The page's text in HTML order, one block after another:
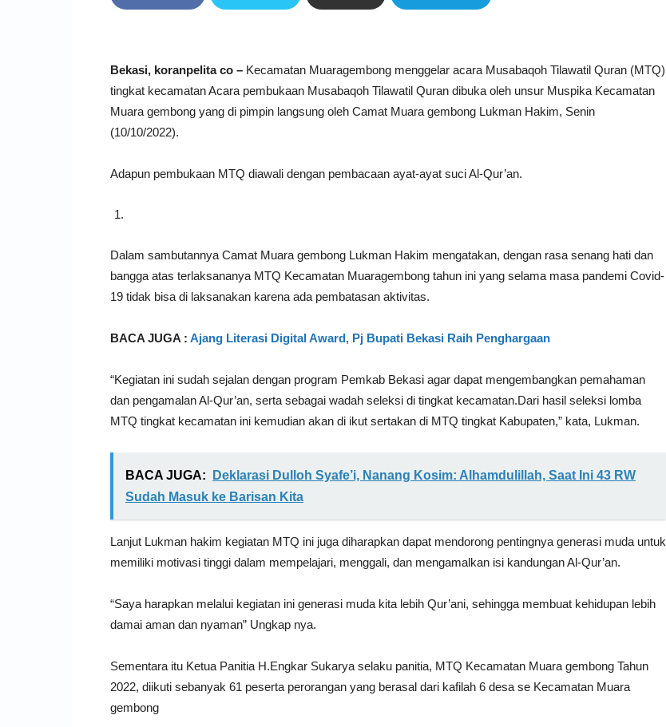
Bekasi, koranpelita co – Kecamatan Muaragembong menggelar acara Musabaqoh Tilawatil Quran (MTQ)
tingkat kecamatan Acara pembukaan Musabaqoh Tilawatil Quran dibuka oleh unsur Muspika Kecamatan
Muara gembong yang di pimpin langsung oleh Camat Muara gembong Lukman Hakim, Senin
(10/10/2022).
Adapun pembukaan MTQ diawali dengan pembacaan ayat-ayat suci Al-Qur’an.
Dalam sambutannya Camat Muara gembong Lukman Hakim mengatakan, dengan rasa senang hati dan
bangga atas terlaksananya MTQ Kecamatan Muaragembong tahun ini yang selama masa pandemi Covid-
19 tidak bisa di laksanakan karena ada pembatasan aktivitas.
BACA JUGA : Ajang Literasi Digital Award, Pj Bupati Bekasi Raih Penghargaan
“Kegiatan ini sudah sejalan dengan program Pemkab Bekasi agar dapat mengembangkan pemahaman
dan pengamalan Al-Qur’an, serta sebagai wadah seleksi di tingkat kecamatan.Dari hasil seleksi lomba
MTQ tingkat kecamatan ini kemudian akan di ikut sertakan di MTQ tingkat Kabupaten,” kata, Lukman.
BACA JUGA:
Deklarasi Dulloh Syafe’i, Nanang Kosim: Alhamdulillah, Saat Ini 43 RW
Sudah Masuk ke Barisan Kita
Lanjut Lukman hakim kegiatan MTQ ini juga diharapkan dapat mendorong pentingnya generasi muda untuk
memiliki motivasi tinggi dalam mempelajari, menggali, dan mengamalkan isi kandungan Al-Qur’an.
“Saya harapkan melalui kegiatan ini generasi muda kita lebih Qur’ani, sehingga membuat kehidupan lebih
damai aman dan nyaman” Ungkap nya.
Sementara itu Ketua Panitia H.Engkar Sukarya selaku panitia, MTQ Kecamatan Muara gembong Tahun
2022, diikuti sebanyak 61 peserta perorangan yang berasal dari kafilah 6 desa se Kecamatan Muara
gembong